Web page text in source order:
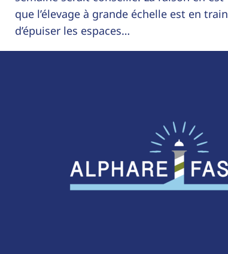
que l’élevage à grande échelle est en train
d’épuiser les espaces…